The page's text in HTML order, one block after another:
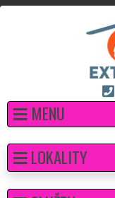
MENU
LOKALITY